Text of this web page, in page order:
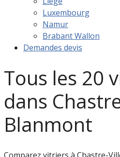
Luxembourg
Namur
Brabant Wallon
Demandes devis
Tous les 20
dans
Blanmont
Comparez vitriers à Chastre-